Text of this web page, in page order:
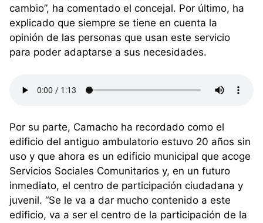
cambio”, ha comentado el concejal. Por último, ha
explicado que siempre se tiene en cuenta la
opinión de las personas que usan este servicio
para poder adaptarse a sus necesidades.
Por su parte, Camacho ha recordado como el
edificio del antiguo ambulatorio estuvo 20 años sin
uso y que ahora es un edificio municipal que acoge
Servicios Sociales Comunitarios y, en un futuro
inmediato, el centro de participación ciudadana y
juvenil. “Se le va a dar mucho contenido a este
edificio, va a ser el centro de la participación de la